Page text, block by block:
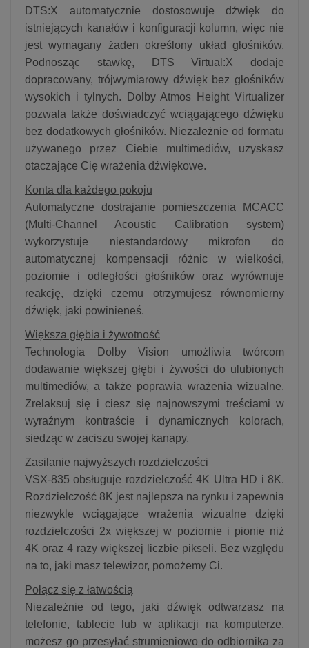
DTS:X automatycznie dostosowuje dźwięk do
istniejących kanałów i konfiguracji kolumn, więc nie
jest wymagany żaden określony układ głośników.
Podnosząc stawkę, DTS Virtual:X dodaje
dopracowany, trójwymiarowy dźwięk bez głośników
wysokich i tylnych. Dolby Atmos Height Virtualizer
pozwala także doświadczyć wciągającego dźwięku
bez dodatkowych głośników. Niezależnie od formatu
używanego przez Ciebie multimediów, uzyskasz
otaczające Cię wrażenia dźwiękowe.
Konta dla każdego pokoju
Automatyczne dostrajanie pomieszczenia MCACC
(Multi-Channel Acoustic Calibration system)
wykorzystuje niestandardowy mikrofon do
automatycznej kompensacji różnic w wielkości,
poziomie i odległości głośników oraz wyrównuje
reakcję, dzięki czemu otrzymujesz równomierny
dźwięk, jaki powinieneś.
Większa głębia i żywotność
Technologia Dolby Vision umożliwia twórcom
dodawanie większej głębi i żywości do ulubionych
multimediów, a także poprawia wrażenia wizualne.
Zrelaksuj się i ciesz się najnowszymi treściami w
wyraźnym kontraście i dynamicznych kolorach,
siedząc w zaciszu swojej kanapy.
Zasilanie najwyższych rozdzielczości
VSX-835 obsługuje rozdzielczość 4K Ultra HD i 8K.
Rozdzielczość 8K jest najlepsza na rynku i zapewnia
niezwykle wciągające wrażenia wizualne dzięki
rozdzielczości 2x większej w poziomie i pionie niż
4K oraz 4 razy większej liczbie pikseli. Bez względu
na to, jaki masz telewizor, pomożemy Ci.
Połącz się z łatwością
Niezależnie od tego, jaki dźwięk odtwarzasz na
telefonie, tablecie lub w aplikacji na komputerze,
możesz go przesyłać strumieniowo do odbiornika za